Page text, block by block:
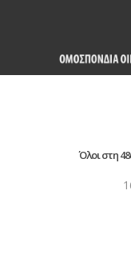
content
Όλοι στη